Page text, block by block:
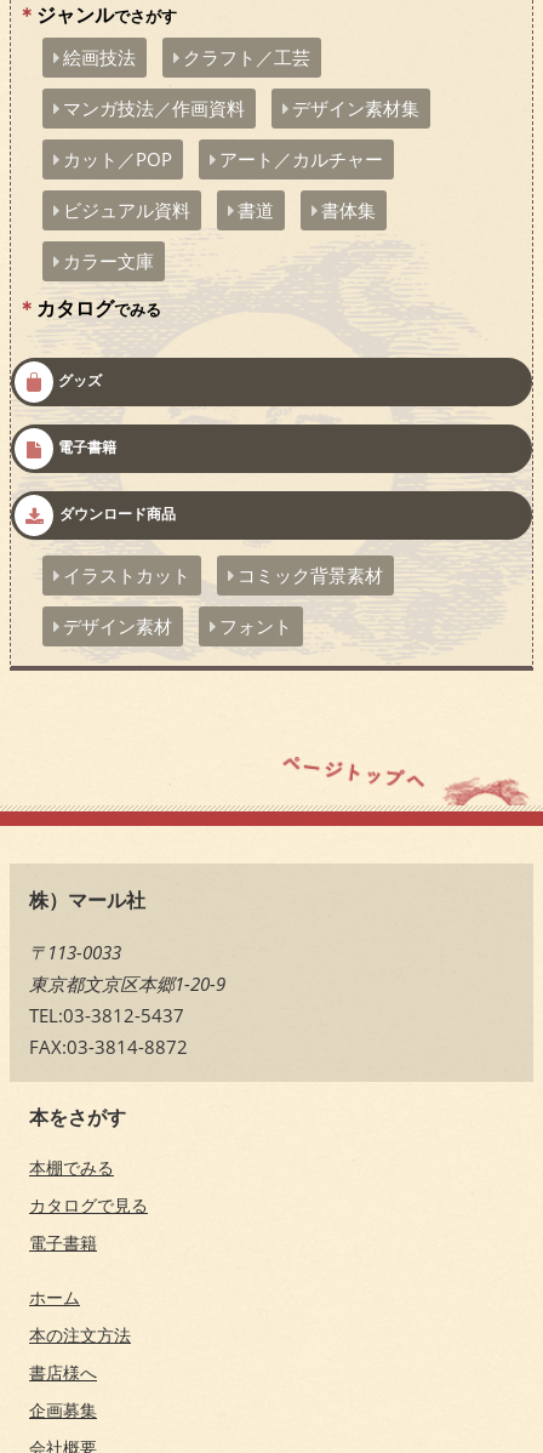
ジャンルでさがす
絵画技法 クラフト／工芸
マンガ技法／作画資料 デザイン素材集
カット／POP アート／カルチャー
ビジュアル資料 書道 書体集
カラー文庫
カタログでみる
グッズ
電子書籍
ダウンロード商品
イラストカット コミック背景素材
デザイン素材 フォント
株）マール社
〒113-0033
東京都文京区本郷1-20-9
TEL:03-3812-5437
FAX:03-3814-8872
本をさがす
本棚でみる
カタログで見る
電子書籍
ホーム
本の注文方法
書店様へ
企画募集
会社概要